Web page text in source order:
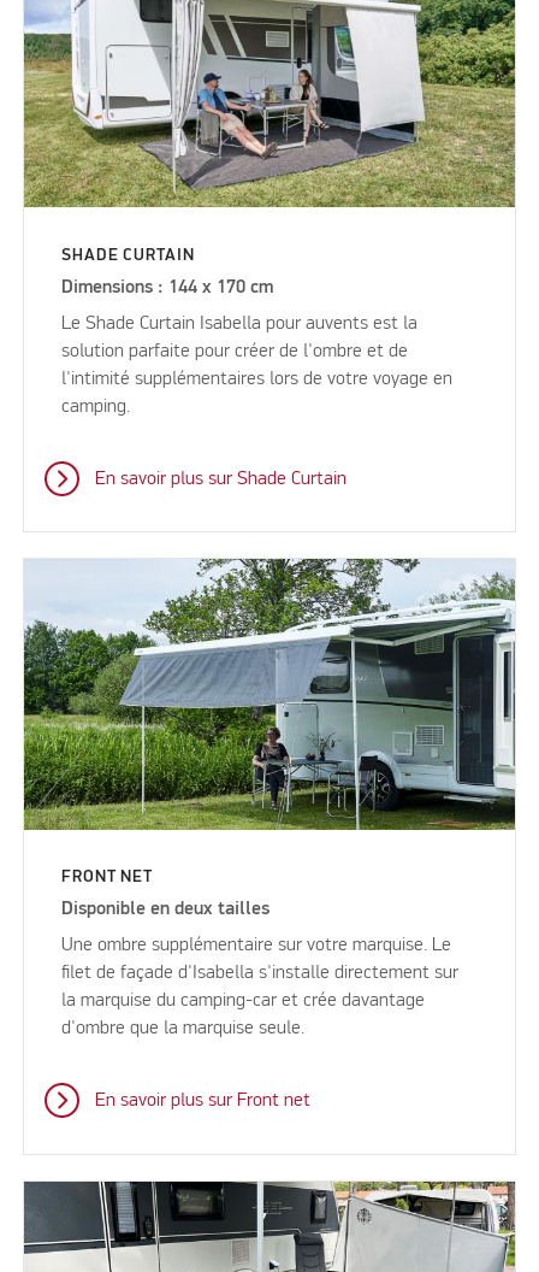
SHADE CURTAIN
Dimensions : 144 x 170 cm
Le Shade Curtain Isabella pour auvents est la
solution parfaite pour créer de l'ombre et de
l'intimité supplémentaires lors de votre voyage en
camping.
En savoir plus sur Shade Curtain
FRONT NET
Disponible en deux tailles
Une ombre supplémentaire sur votre marquise. Le
filet de façade d'Isabella s'installe directement sur
la marquise du camping-car et crée davantage
d'ombre que la marquise seule.
En savoir plus sur Front net